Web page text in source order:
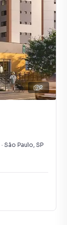
2
· São Paulo, SP